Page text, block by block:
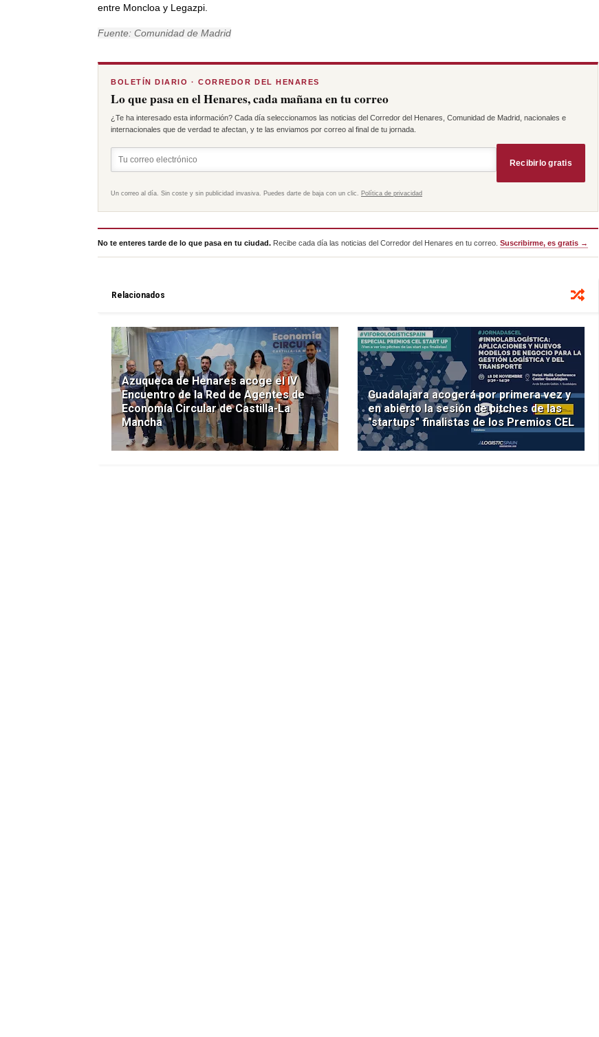
entre Moncloa y Legazpi.
Fuente: Comunidad de Madrid
BOLETÍN DIARIO · CORREDOR DEL HENARES
Lo que pasa en el Henares, cada mañana en tu correo
¿Te ha interesado esta información? Cada día seleccionamos las noticias del Corredor del Henares, Comunidad de Madrid, nacionales e
internacionales que de verdad te afectan, y te las enviamos por correo al final de tu jornada.
Recibirlo gratis
Un correo al día. Sin coste y sin publicidad invasiva. Puedes darte de baja con un clic. Política de privacidad
No te enteres tarde de lo que pasa en tu ciudad. Recibe cada día las noticias del Corredor del Henares en tu correo. Suscribirme, es gratis →
Relacionados
Azuqueca de Henares acoge el IV
Encuentro de la Red de Agentes de
Economía Circular de Castilla-La
Mancha
Guadalajara acogerá por primera vez y
en abierto la sesión de pitches de las
"startups" finalistas de los Premios CEL